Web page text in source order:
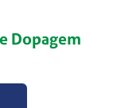
Dopagem